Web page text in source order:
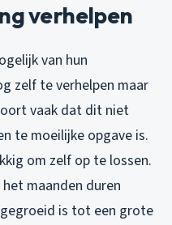
verhelpen
van hun
zelf te verhelpen maar
vaak dat dit niet
te moeilijke opgave is.
om zelf op te lossen.
maanden duren
is tot een grote